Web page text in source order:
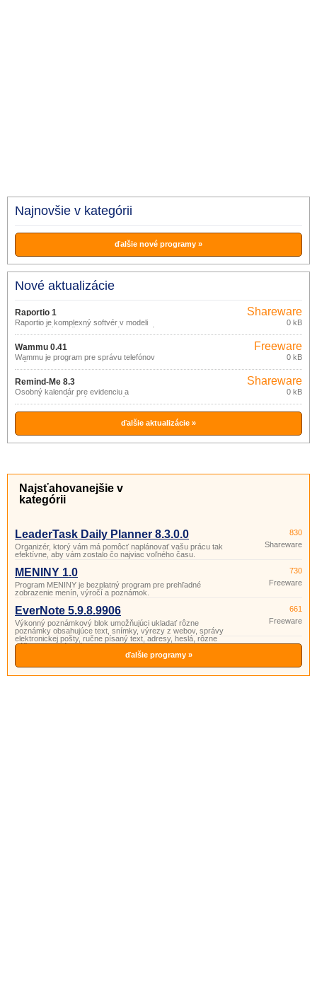
Najnovšie v kategórii
ďalšie nové programy »
Nové aktualizácie
Raportio 1
Raportio je komplexný softvér v modeli
Saas, ktorý je určený pre malé a stredné
firmy.
Shareware
0 kB
Wammu 0.41
Wammu je program pre správu telefónov
bežiaci pod Linuxom, Windows a
pravdepodobne aj ďalšími platformami,
kde fungujú libGammu a wxPython.
Freeware
0 kB
Remind-Me 8.3
Osobný kalendár pre evidenciu a
pripomínanie dôležitých udalostí:
narodeniny, prázdniny, výročia a ďalšie
plánované udalosti.
Shareware
0 kB
ďalšie aktualizácie »
Najsťahovanejšie v
kategórii
LeaderTask Daily Planner 8.3.0.0
Organizér, ktorý vám má pomôcť naplánovať vašu prácu tak
efektívne, aby vám zostalo čo najviac voľného času.
830
Shareware
MENINY 1.0
Program MENINY je bezplatný program pre prehľadné
zobrazenie menín, výročí a poznámok.
730
Freeware
EverNote 5.9.8.9906
Výkonný poznámkový blok umožňujúci ukladať rôzne
poznámky obsahujúce text, snímky, výrezy z webov, správy
elektronickej pošty, ručne písaný text, adresy, heslá, rôzne
náčrty, webové stránky, apod.
661
Freeware
ďalšie programy »